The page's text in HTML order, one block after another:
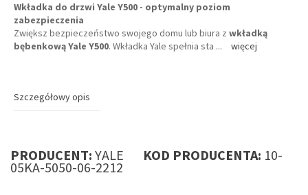
Wkładka do drzwi Yale Y500 - optymalny poziom
zabezpieczenia
Zwiększ bezpieczeństwo swojego domu lub biura z wkładką
bębenkową Yale Y500. Wkładka Yale spełnia sta ... więcej
Szczegółowy opis
PRODUCENT: YALE KOD PRODUCENTA: 10-
05KA-5050-06-2212